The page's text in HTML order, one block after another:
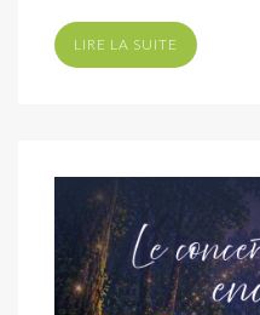
LIRE LA SUITE